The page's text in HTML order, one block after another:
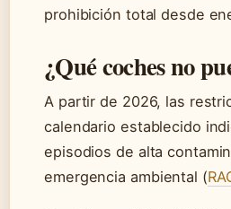
prohibición total desde
¿Qué coches no
A partir de 2026, las
calendario establecido
episodios de alta
emergencia ambiental (